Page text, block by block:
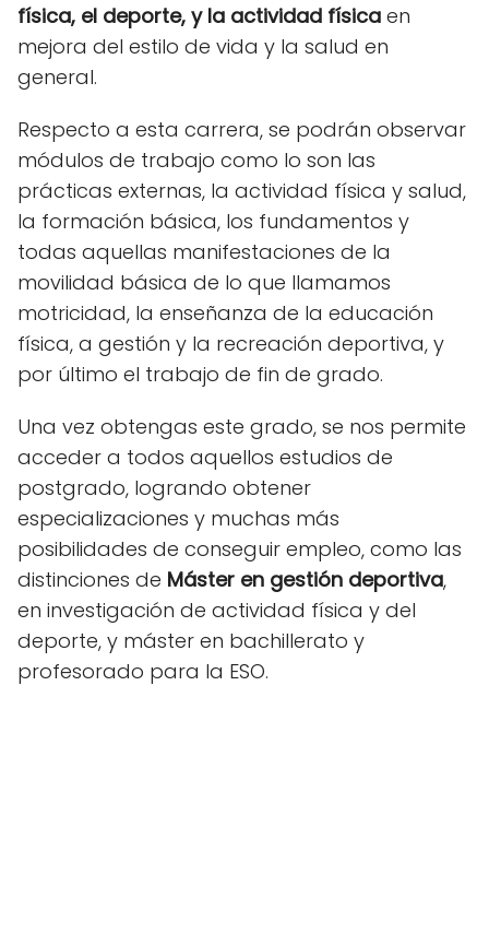
física, el deporte, y la actividad física en
mejora del estilo de vida y la salud en
general.
Respecto a esta carrera, se podrán observar
módulos de trabajo como lo son las
prácticas externas, la actividad física y salud,
la formación básica, los fundamentos y
todas aquellas manifestaciones de la
movilidad básica de lo que llamamos
motricidad, la enseñanza de la educación
física, a gestión y la recreación deportiva, y
por último el trabajo de fin de grado.
Una vez obtengas este grado, se nos permite
acceder a todos aquellos estudios de
postgrado, logrando obtener
especializaciones y muchas más
posibilidades de conseguir empleo, como las
distinciones de Máster en gestión deportiva,
en investigación de actividad física y del
deporte, y máster en bachillerato y
profesorado para la ESO.